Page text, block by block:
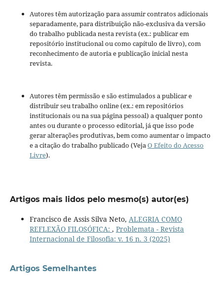
Autores têm autorização para assumir contratos adicionais
separadamente, para distribuição não-exclusiva da versão
do trabalho publicada nesta revista (ex.: publicar em
repositório institucional ou como capítulo de livro), com
reconhecimento de autoria e publicação inicial nesta
revista.
Autores têm permissão e são estimulados a publicar e
distribuir seu trabalho online (ex.: em repositórios
institucionais ou na sua página pessoal) a qualquer ponto
antes ou durante o processo editorial, já que isso pode
gerar alterações produtivas, bem como aumentar o impacto
e a citação do trabalho publicado (VejaO Efeito do Acesso
Livre).
Artigos mais lidos pelo mesmo(s) autor(es)
Francisco de Assis Silva Neto, ALEGRIA COMO
REFLEXÃO FILOSÓFICA: , Problemata - Revista
Internacional de Filosofia: v. 16 n. 3 (2025)
Artigos Semelhantes